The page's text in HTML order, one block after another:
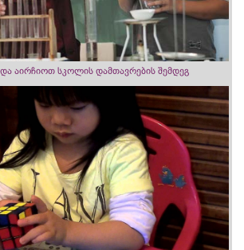
აირჩიოთ სკოლის დამთავრების შემდეგ